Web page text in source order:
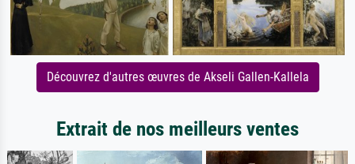
Découvrez d'autres œuvres de Akseli Gallen-Kallela
Extrait de nos meilleurs ventes